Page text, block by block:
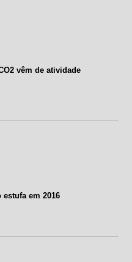
vêm de atividade
em 2016